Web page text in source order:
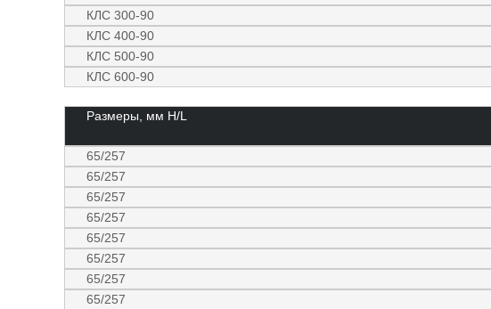
КЛС 300-90
КЛС 400-90
КЛС 500-90
КЛС 600-90
Размеры, мм Н/L
65/257
65/257
65/257
65/257
65/257
65/257
65/257
65/257